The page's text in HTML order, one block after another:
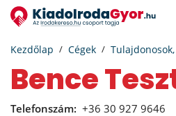
Kezdőlap Cégek
Bence
Telefonszám: +36 30 927 9646